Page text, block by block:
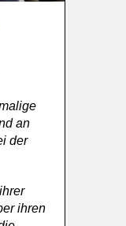
an
der
ihren